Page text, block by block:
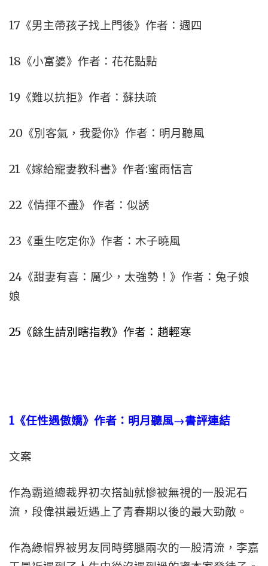
17《男主帶孩子找上門後》作者：週四
18《小富婆》作者：花花點點
19《難以抗拒》作者：蘇扶疏
20《別客氣，我愛你》作者：明月聽風
21《嫁給寵妻教科書》作者:蜜雨恬言
22《情揮不盡》 作者：似誘
23《重生吃定你》作者：木子曉風
24《甜妻有喜：厲少，太強勢！》作者：兔子娘
娘
25《餘生請別瞎指教》作者：趙輕寒
1 《任性遇傲嬌》作者：明月聽風→書評連結
文案
作為霸道總裁界初次搭訕就慘被無視的一股泥石
流，段偉祺最近遇上了青春期以後的最大勁敵。
作為綠帽界被男友同時劈腿兩次的一股清流，李嘉